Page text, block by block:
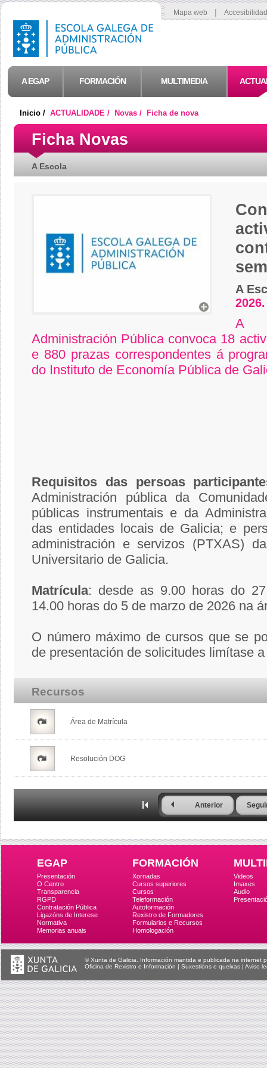
Mapa web |
A EGAP FORMACIÓN MULTIMEDIA
Inicio / ACTUALIDADE / Novas / Ficha de nova
A Escola
Ficha Novas
A
2026.
A
Administración Pública convoca 18
e 880 prazas correspondentes á
do Instituto de Economía Pública de
Requisitos das persoas
Administración pública da
públicas instrumentais e da
das entidades locais de Galicia; e
administración e servizos (PTXAS)
Universitario de Galicia.
Matrícula: desde as 9.00 horas do
14.00 horas do 5 de marzo de 2026 na
O número máximo de cursos que se
de presentación de solicitudes limítase
Recursos
Área de Matrícula
Resolución DOG
Anterior
EGAP
Presentación
O Centro
Transparencia
RGPD
Contratación Pública
Ligazóns de Interese
Normativa
Memorias anuais
FORMACIÓN
Xornadas
Cursos superiores
Cursos
Teleformación
Autoformación
Rexistro de Formadores
Formularios e Recursos
Homologación
Videos
Imaxes
Audio
© Xunta de Galicia. Información mantida e publicada na internet
Oficina de Rexistro e Información | Suxestións e queixas | Aviso